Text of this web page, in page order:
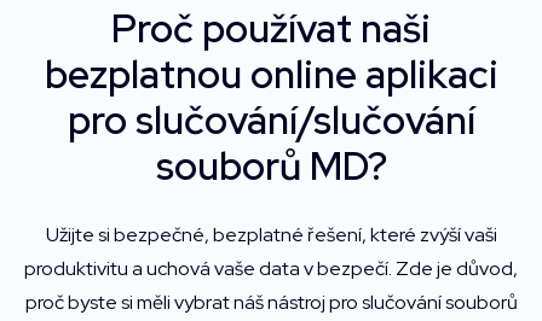
Proč používat naši
bezplatnou online aplikaci
pro slučování/slučování
souborů MD?
Užijte si bezpečné, bezplatné řešení, které zvýší vaši
produktivitu a uchová vaše data v bezpečí. Zde je důvod,
proč byste si měli vybrat náš nástroj pro slučování souborů